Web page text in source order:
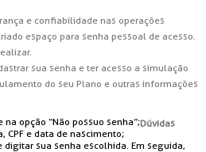
e confiabilidade nas operações
espaço para senha pessoal de acesso.
sua senha e ter acesso a simulação
do seu Plano e outras informações
opção “Não possuo senha”;
CPF e data de nascimento;
sua senha escolhida. Em seguida,
Dúvidas